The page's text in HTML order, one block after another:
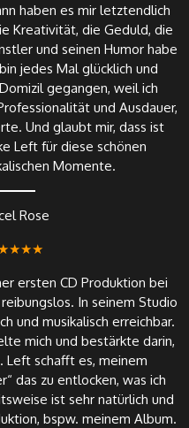
haben es mir letztendlich
Kreativität, die Geduld, die
und seinen Humor habe
jedes Mal glücklich und
gegangen, weil ich
und Ausdauer,
Und glaubt mir, dass ist
Left für diese schönen
Momente.
Rose
ersten CD Produktion bei
In seinem Studio
und musikalisch erreichbar.
mich und bestärkte darin,
Left schafft es, meinem
das zu entlocken, was ich
ist sehr natürlich und
bspw. meinem Album.